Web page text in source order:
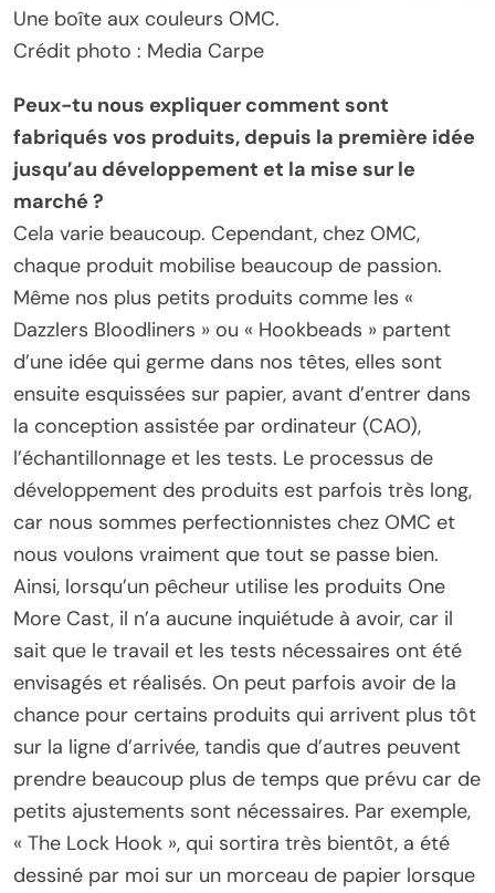
Une boîte aux couleurs OMC.
Crédit photo : Media Carpe
Peux-tu nous expliquer comment sont
fabriqués vos produits, depuis la première idée
jusqu’au développement et la mise sur le
marché ?
Cela varie beaucoup. Cependant, chez OMC,
chaque produit mobilise beaucoup de passion.
Même nos plus petits produits comme les «
Dazzlers Bloodliners » ou « Hookbeads » partent
d’une idée qui germe dans nos têtes, elles sont
ensuite esquissées sur papier, avant d’entrer dans
la conception assistée par ordinateur (CAO),
l’échantillonnage et les tests. Le processus de
développement des produits est parfois très long,
car nous sommes perfectionnistes chez OMC et
nous voulons vraiment que tout se passe bien.
Ainsi, lorsqu’un pêcheur utilise les produits One
More Cast, il n’a aucune inquiétude à avoir, car il
sait que le travail et les tests nécessaires ont été
envisagés et réalisés. On peut parfois avoir de la
chance pour certains produits qui arrivent plus tôt
sur la ligne d’arrivée, tandis que d’autres peuvent
prendre beaucoup plus de temps que prévu car de
petits ajustements sont nécessaires. Par exemple,
« The Lock Hook », qui sortira très bientôt, a été
dessiné par moi sur un morceau de papier lorsque